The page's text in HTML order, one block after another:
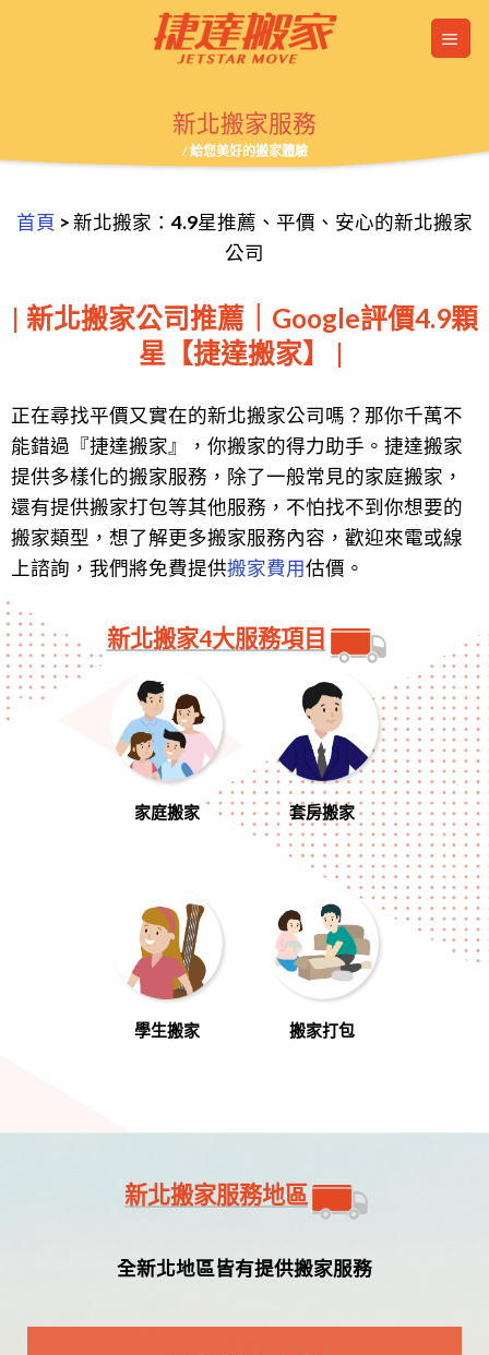
新北搬家服務
/ 給您美好的搬家體驗
首頁 >新北搬家：4.9星推薦、平價、安心的新北搬家
公司
新北搬家公司推薦｜Google評價4.9顆
星【捷達搬家】
正在尋找平價又實在的新北搬家公司嗎？那你千萬不
能錯過『捷達搬家』，你搬家的得力助手。捷達搬家
提供多樣化的搬家服務，除了一般常見的家庭搬家，
還有提供搬家打包等其他服務，不怕找不到你想要的
搬家類型，想了解更多搬家服務內容，歡迎來電或線
上諮詢，我們將免費提供搬家費用估價。
新北搬家4大服務項目
家庭搬家 套房搬家
學生搬家 搬家打包
新北搬家服務地區
全新北地區皆有提供搬家服務